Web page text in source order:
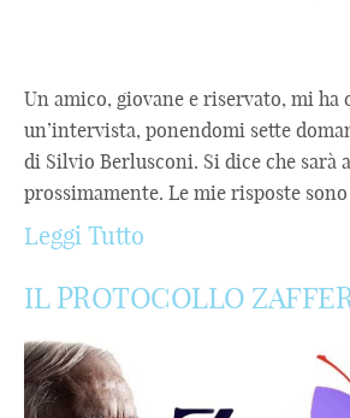
Un amico, giovane e riservato, mi ha
un’intervista, ponendomi sette
di Silvio Berlusconi. Si dice che sarà
prossimamente. Le mie risposte sono
Leggi Tutto
IL PROTOCOLLO